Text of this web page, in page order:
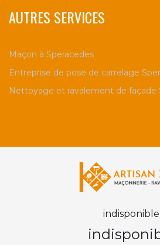
AUTRES SERVICES
Maçon à Speracedes
Entreprise de pose de carrelage
Nettoyage et ravalement de façade
indisponible